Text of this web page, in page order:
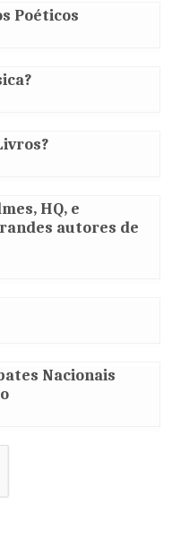
Poéticos
HQ, e
autores de
Nacionais